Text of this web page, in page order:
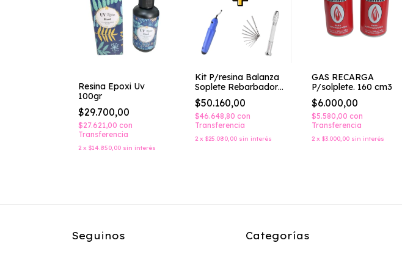
Resina Epoxi Uv
100gr
$29.700,00
$27.621,00 con
Transferencia
2 x $14.850,00 sin interés
Kit P/resina Balanza
Soplete Rebarbador
Taladro Manual Gas
$50.160,00
$46.648,80 con
Transferencia
2 x $25.080,00 sin interés
GAS RECARGA
P/solplete. 160 cm3
$6.000,00
$5.580,00 con
Transferencia
2 x $3.000,00 sin interés
Seguinos Categorías